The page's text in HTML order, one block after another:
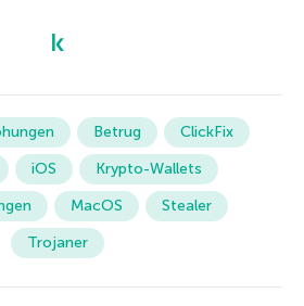
Betrug
ClickFix
iOS
Krypto-Wallets
MacOS
Stealer
Trojaner